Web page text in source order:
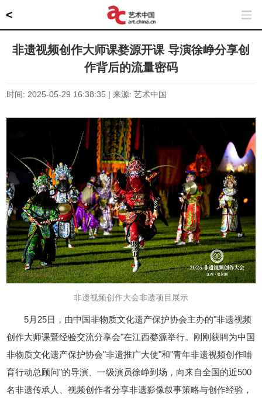
<
非遗视频创作大师课婺源开课 导演徐峥分享创
作背后的流量密码
时间: 2025-05-29 16:38:35 | 来源: 艺术中国
非遗视频创作大会非遗项目展示
5月25日，由中国非物质文化遗产保护协会主办的"非遗视频
创作大师课暨经验交流分享会"在江西婺源举行。刚刚获聘为中国
非物质文化遗产保护协会"非遗推广大使"和"青年非遗视频创作哺
育行动总顾问"的导演、一级演员徐峥到场，向来自全国的近500
名非遗传承人、视频创作者分享非遗影像叙事策略与创作经验，